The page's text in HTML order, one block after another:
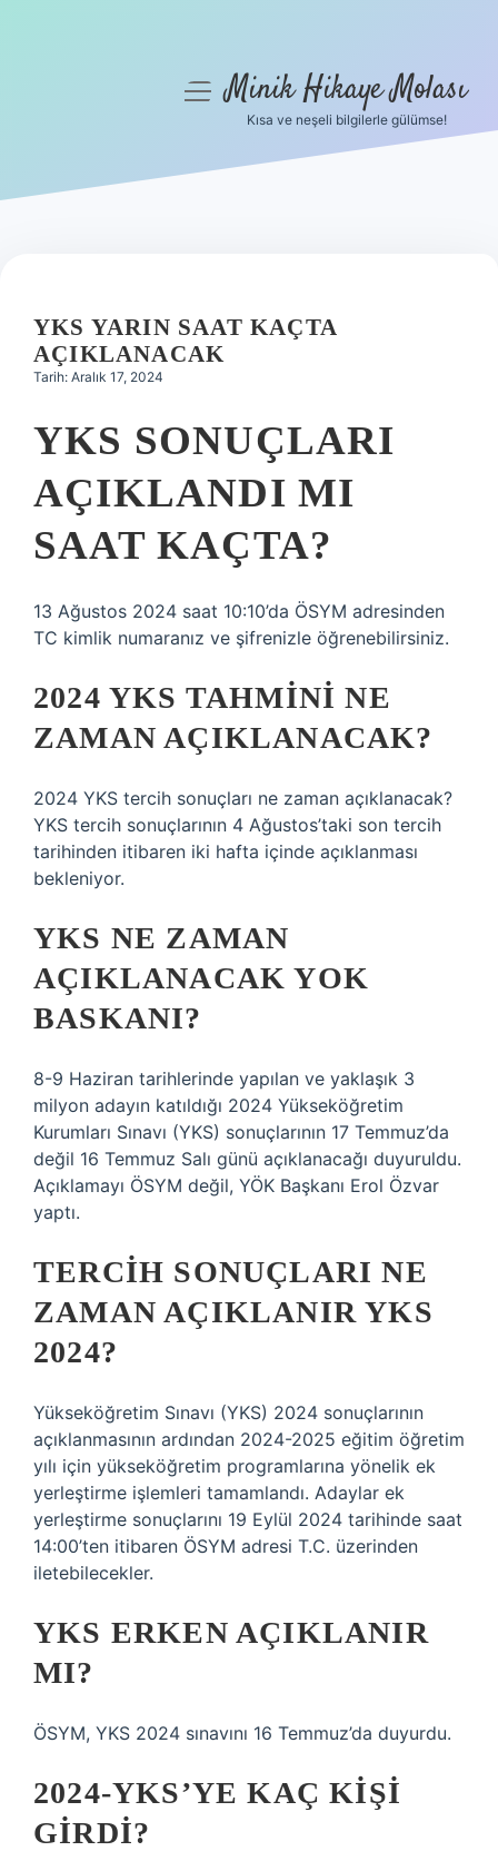
Hakkımızda
menüyüMinik Hikaye Molası
Kısa ve neşeli bilgilerle gülümse!
YKS YARIN SAAT KAÇTA
AÇIKLANACAK
Tarih: Aralık 17, 2024
YKS SONUÇLARI
AÇIKLANDI MI
SAAT KAÇTA?
13 Ağustos 2024 saat 10:10’da ÖSYM adresinden
TC kimlik numaranız ve şifrenizle öğrenebilirsiniz.
2024 YKS TAHMINI NE
ZAMAN AÇIKLANACAK?
2024 YKS tercih sonuçları ne zaman açıklanacak?
YKS tercih sonuçlarının 4 Ağustos’taki son tercih
tarihinden itibaren iki hafta içinde açıklanması
bekleniyor.
YKS NE ZAMAN
AÇIKLANACAK YOK
BASKANI?
8-9 Haziran tarihlerinde yapılan ve yaklaşık 3
milyon adayın katıldığı 2024 Yükseköğretim
Kurumları Sınavı (YKS) sonuçlarının 17 Temmuz’da
değil 16 Temmuz Salı günü açıklanacağı duyuruldu.
Açıklamayı ÖSYM değil, YÖK Başkanı Erol Özvar
yaptı.
TERCIH SONUÇLARI NE
ZAMAN AÇIKLANIR YKS
2024?
Yükseköğretim Sınavı (YKS) 2024 sonuçlarının
açıklanmasının ardından 2024-2025 eğitim öğretim
yılı için yükseköğretim programlarına yönelik ek
yerleştirme işlemleri tamamlandı. Adaylar ek
yerleştirme sonuçlarını 19 Eylül 2024 tarihinde saat
14:00’ten itibaren ÖSYM adresi T.C. üzerinden
iletebilecekler.
YKS ERKEN AÇIKLANIR
MI?
ÖSYM, YKS 2024 sınavını 16 Temmuz’da duyurdu.
2024-YKS’YE KAÇ KIŞI
GIRDI?